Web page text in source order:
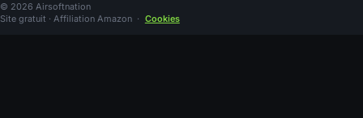
© 2026 Airsoftnation
Site gratuit · Affiliation Amazon · Cookies